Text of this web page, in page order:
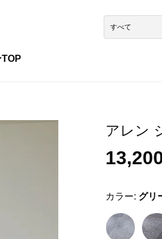
アレン
カラー: グリ